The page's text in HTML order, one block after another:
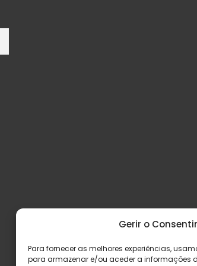
Gerir o
Para fornecer as melhores experiências,
para armazenar e/ou aceder a informações